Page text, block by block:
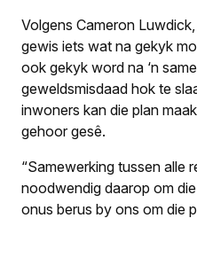
Volgens Cameron
gewis iets wat na gekyk
ook gekyk word na ‘n
geweldsmisdaad hok te
inwoners kan die plan
gehoor gesê.
“Samewerking tussen alle
noodwendig daarop om
onus berus by ons om die